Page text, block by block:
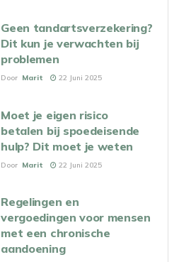
Geen tandartsverzekering?
Dit kun je verwachten bij
problemen
Door Marit 22 Juni 2025
Moet je eigen risico
betalen bij spoedeisende
hulp? Dit moet je weten
Door Marit 22 Juni 2025
Regelingen en
vergoedingen voor mensen
met een chronische
aandoening